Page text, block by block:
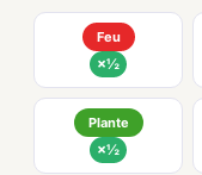
Feu
×½
Plante
×½